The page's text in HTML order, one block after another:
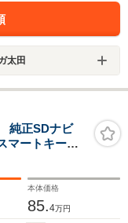
太田
純正SDナビ
マートキー
ナーセンサ
オーディ
本体価格
85.4万円